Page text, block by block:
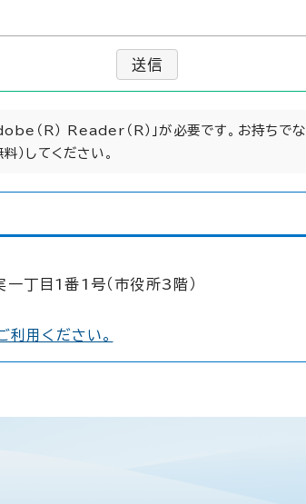
送信
（R） Reader（R）」が必要です。お持ちで
）してください。
目1番1号（市役所3階）
利用ください。